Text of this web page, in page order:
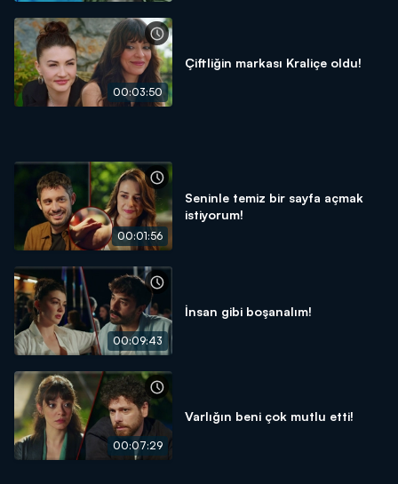
00:03:50
Çiftliğin markası Kraliçe oldu!
00:01:56
Seninle temiz bir sayfa açmak
istiyorum!
00:09:43
İnsan gibi boşanalım!
00:07:29
Varlığın beni çok mutlu etti!